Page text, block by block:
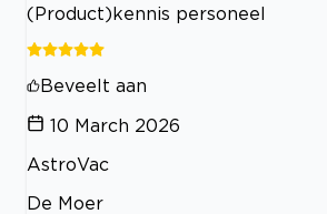
(Product)kennis personeel
Beveelt aan
10 March 2026
AstroVac
De Moer